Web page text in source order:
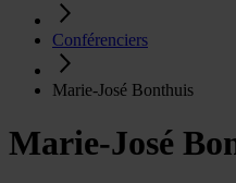
Conférenciers
Marie-José Bonthuis
Marie-José